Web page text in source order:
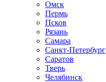
Омск
Пермь
Псков
Рязань
Самара
Санкт-Петербург
Саратов
Тверь
Челябинск